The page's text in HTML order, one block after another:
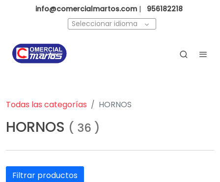
info@comercialmartos.com |
956182218
Seleccionar idioma
Todas las categorías HORNOS
HORNOS ( 36 )
Filtrar productos